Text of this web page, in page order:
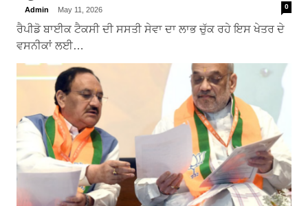
Admin May 11, 2026 0
ਰੈਪੀਡੋ ਬਾਈਕ ਟੈਕਸੀ ਦੀ ਸਸਤੀ ਸੇਵਾ ਦਾ ਲਾਭ ਚੁੱਕ ਰਹੇ ਇਸ ਖੇਤਰ ਦੇ
ਵਸਨੀਕਾਂ ਲਈ…